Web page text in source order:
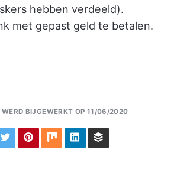
hebben verdeeld).
met gepast geld te betalen.
WERD BIJGEWERKT OP 11/06/2020